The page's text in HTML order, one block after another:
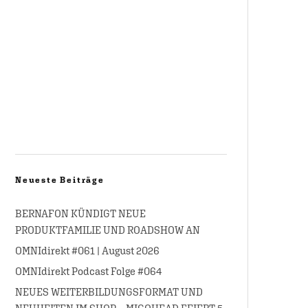
Neueste Beiträge
BERNAFON KÜNDIGT NEUE
PRODUKTFAMILIE UND ROADSHOW AN
OMNIdirekt #061 | August 2026
OMNIdirekt Podcast Folge #064
NEUES WEITERBILDUNGSFORMAT UND